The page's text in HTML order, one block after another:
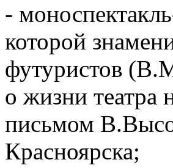
-
которой
футуристов
о жизни театра
письмом
Красноярска;